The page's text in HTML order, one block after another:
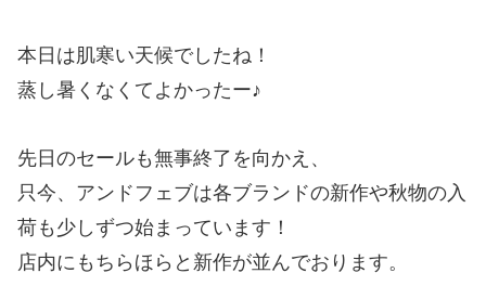
本日は肌寒い天候でしたね！
蒸し暑くなくてよかったー♪
先日のセールも無事終了を向かえ、
只今、アンドフェブは各ブランドの新作や秋物の入
荷も少しずつ始まっています！
店内にもちらほらと新作が並んでおります。